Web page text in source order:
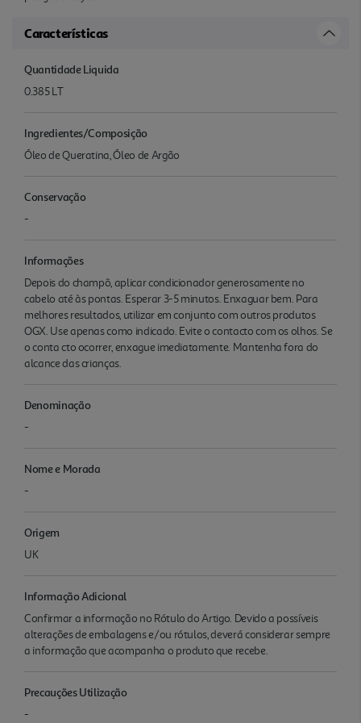
Características
Quantidade Liquida
0.385 LT
Ingredientes/Composição
Óleo de Queratina, Óleo de Argão
Conservação
-
Informações
Depois do champô, aplicar condicionador generosamente no
cabelo até às pontas. Esperar 3-5 minutos. Enxaguar bem. Para
melhores resultados, utilizar em conjunto com outros produtos
OGX. Use apenas como indicado. Evite o contacto com os olhos. Se
o conta cto ocorrer, enxague imediatamente. Mantenha fora do
alcance das crianças.
Denominação
-
Nome e Morada
-
Origem
UK
Informação Adicional
Confirmar a informação no Rótulo do Artigo. Devido a possíveis
alterações de embalagens e/ou rótulos, deverá considerar sempre
a informação que acompanha o produto que recebe.
Precauções Utilização
-